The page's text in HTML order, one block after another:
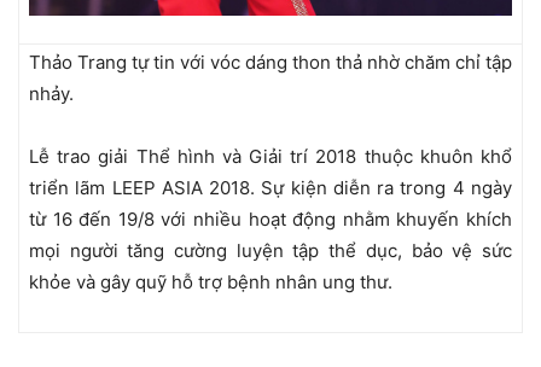
Thảo Trang tự tin với vóc dáng thon thả nhờ chăm chỉ tập
nhảy.
Lễ trao giải Thể hình và Giải trí 2018 thuộc khuôn khổ
triển lãm LEEP ASIA 2018. Sự kiện diễn ra trong 4 ngày
từ 16 đến 19/8 với nhiều hoạt động nhằm khuyến khích
mọi người tăng cường luyện tập thể dục, bảo vệ sức
khỏe và gây quỹ hỗ trợ bệnh nhân ung thư.